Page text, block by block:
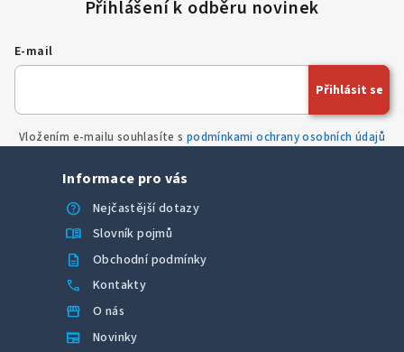
E-mail
Vložením e-mailu souhlasíte s podmínkami ochrany osobních údajů
Přihlásit se
Informace pro vás
help
Nejčastější dotazy
menu_book Slovník pojmů
description Obchodní podmínky
call Kontakty
storefront O nás
newspaper Novinky